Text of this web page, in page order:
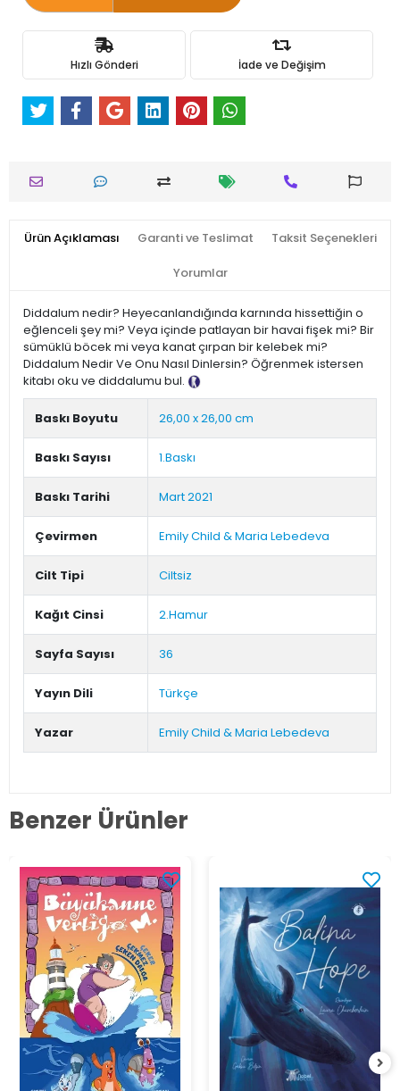
Hızlı Gönderi İade ve Değişim
Ürün Açıklaması Garanti ve Teslimat Taksit Seçenekleri
Yorumlar
Diddalum nedir? Heyecanlandığında karnında hissettiğin o
eğlenceli şey mi? Veya içinde patlayan bir havai fişek mi? Bir
sümüklü böcek mi veya kanat çırpan bir kelebek mi?
Diddalum Nedir Ve Onu Nasıl Dinlersin? Öğrenmek istersen
kitabı oku ve diddalumu bul.
Baskı Boyutu 26,00 x 26,00 cm
Baskı Sayısı 1.Baskı
Baskı Tarihi Mart 2021
Çevirmen Emily Child & Maria Lebedeva
Cilt Tipi Ciltsiz
Kağıt Cinsi 2.Hamur
Sayfa Sayısı 36
Yayın Dili Türkçe
Yazar Emily Child & Maria Lebedeva
Benzer Ürünler